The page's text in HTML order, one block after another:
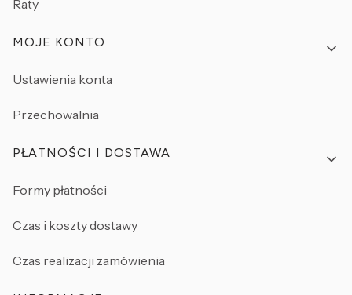
Raty
MOJE KONTO
Ustawienia konta
Przechowalnia
PŁATNOŚCI I DOSTAWA
Formy płatności
Czas i koszty dostawy
Czas realizacji zamówienia